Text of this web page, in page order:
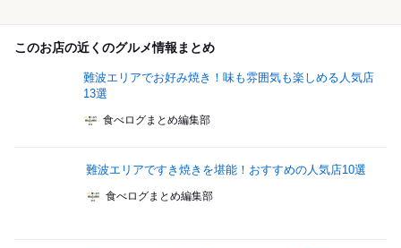
このお店の近くのグルメ情報まとめ
難波エリアでお好み焼き！味も雰囲気も楽しめる人気店
13選
食べログまとめ編集部
難波エリアですき焼きを堪能！おすすめの人気店10選
食べログまとめ編集部